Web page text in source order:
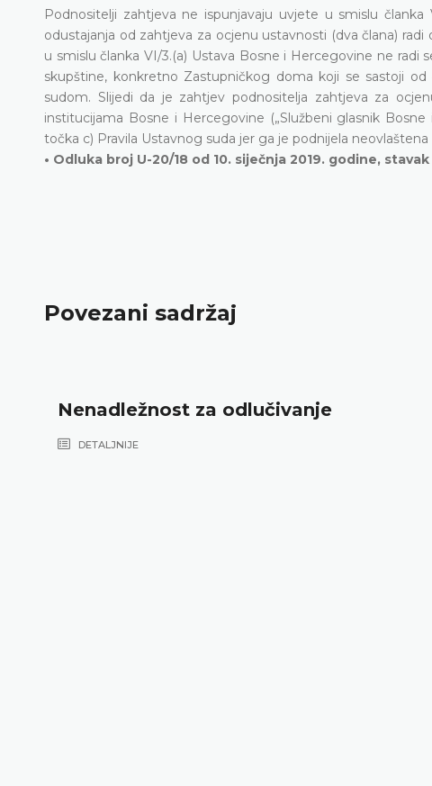
Podnositelji zahtjeva ne ispunjavaju uvjete u smislu
odustajanja od zahtjeva za ocjenu ustavnosti (dva člana)
u smislu članka VI/3.(a) Ustava Bosne i Hercegovine ne
skupštine, konkretno Zastupničkog doma koji se sastoji
sudom. Slijedi da je zahtjev podnositelja zahtjeva za
institucijama Bosne i Hercegovine („Službeni glasnik
točka c) Pravila Ustavnog suda jer ga je podnijela neovlaštena
• Odluka broj U-20/18 od 10. siječnja 2019. godine, stavak
Povezani sadržaj
Nenadležnost za odlučivanje
DETALJNIJE